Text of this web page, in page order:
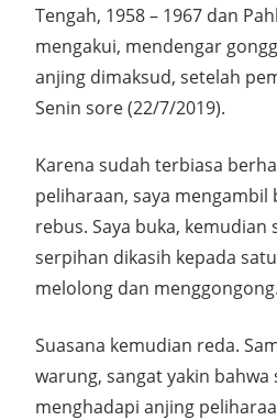
Tengah, 1958 – 1967 dan
mengakui, mendengar
anjing dimaksud, setelah
Senin sore (22/7/2019).
Karena sudah terbiasa
peliharaan, saya
rebus. Saya buka, kemudian
serpihan dikasih kepada
melolong dan menggongong.
Suasana kemudian reda.
warung, sangat yakin bahwa
menghadapi anjing